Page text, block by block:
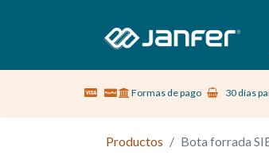
Sobre nosotros Vestuario Laboral
Formas de pago 30 días
Productos Bota forrada